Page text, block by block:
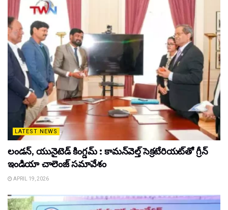
LATEST NEWS
లండన్, యునైటెడ్ కింగ్డమ్ : కామన్‌వెల్త్ సెక్రటేరియట్‌తో గ్రీన్
ఇండియా చాలెంజ్ సమావేశం
APRIL 19, 2026